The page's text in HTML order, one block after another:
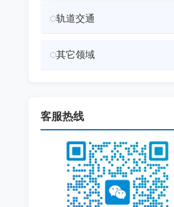
轨道交通
其它领域
客服热线